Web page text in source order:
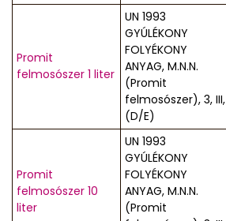
Promit
felmosószer 1 liter
UN 1993
GYÚLÉKONY
FOLYÉKONY
ANYAG, M.N.N.
(Promit
felmosószer), 3, III,
(D/E)
Promit
felmosószer 10
liter
UN 1993
GYÚLÉKONY
FOLYÉKONY
ANYAG, M.N.N.
(Promit